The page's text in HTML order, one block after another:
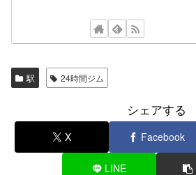
駅 24時間ジム
シェアする
X Facebook
LINE